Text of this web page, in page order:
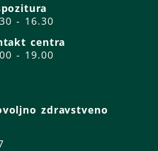
- 16.30
centra
- 19.00
zdravstveno